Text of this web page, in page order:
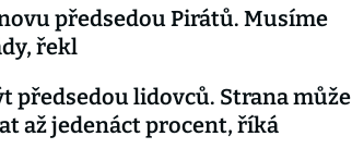
předsedou Pirátů. Musíme
řekl
předsedou lidovců. Strana může
až jedenáct procent, říká